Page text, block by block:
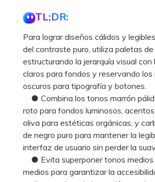
TL;DR:
Para lograr diseños cálidos y
del contraste puro, utiliza paletas
estructurando la jerarquía visual con
claros para fondos y reservando los
oscuros para tipografía y botones.
● Combina los tonos marrón
roto para fondos luminosos,
oliva para estéticas orgánicas, y
de negro puro para mantener la
interfaz de usuario sin perder la
● Evita superponer tonos medios
medios para garantizar la